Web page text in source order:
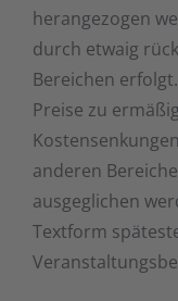
herangezogen
durch etwaig
Bereichen
Preise zu
anderen
ausgeglichen
Textform